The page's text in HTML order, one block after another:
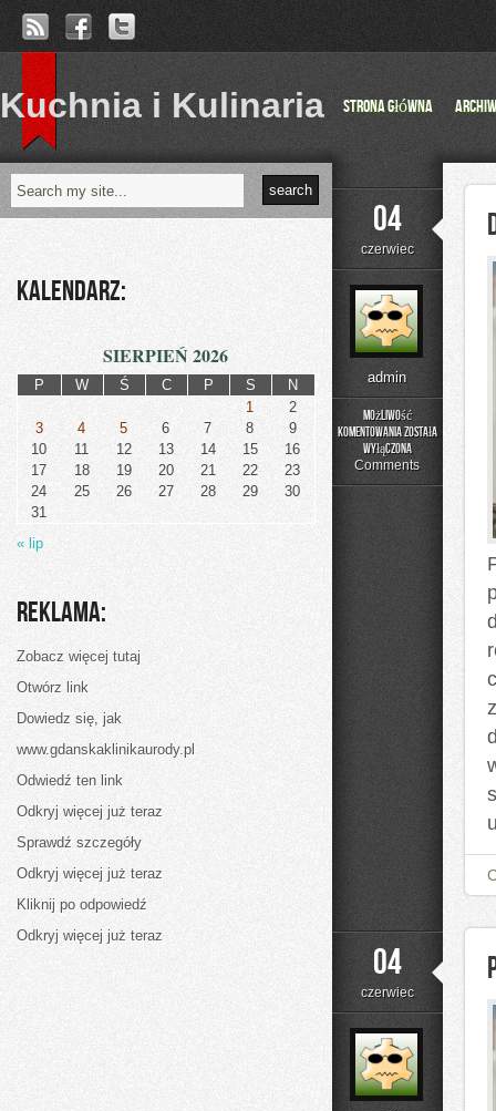
Kuchnia i Kulinaria Strona główna
04
czerwiec
admin
Możliwość
komentowania
Projekty
została
wyłączona
Comments
04
czerwiec
Kalendarz:
SIERPIEŃ 2026
P W Ś C P S
N
1
2
3
4 5 6 7 8
9
10
11 12 13 14 15
16
17
18 19 20 21 22
23
24
25 26 27 28 29
30
31
« lip
Reklama:
Zobacz więcej tutaj
Otwórz link
Dowiedz się, jak
www.gdanskaklinikaurody.pl
Odwiedź ten link
Odkryj więcej już teraz
Sprawdź szczegóły
Odkryj więcej już teraz
Kliknij po odpowiedź
Odkryj więcej już teraz